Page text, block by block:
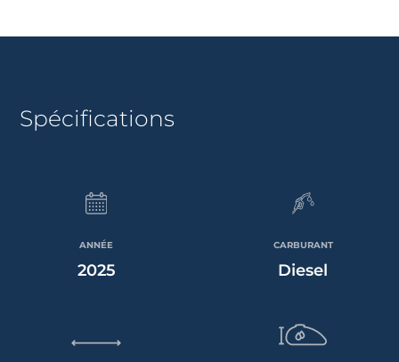
Spécifications
ANNÉE
2025
CARBURANT
Diesel